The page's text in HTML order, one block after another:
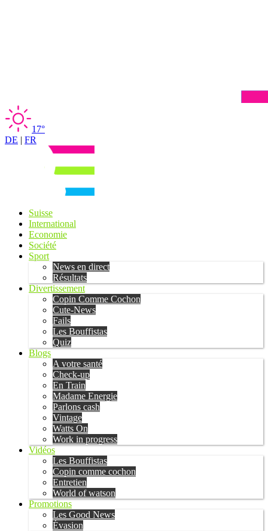
17°
DE | FR
Suisse
International
Economie
Société
Sport
News en direct
Résultats
Divertissement
Copin Comme Cochon
Cute-News
Fails
Les Bouffistas
Quiz
Blogs
A votre santé
Check-up
En Train
Madame Energie
Parlons cash
Vintage
Watts On
Work in progress
Vidéos
Les Bouffistas
Copin comme cochon
Entretien
World of watson
Promotions
Les Good News
Évasion